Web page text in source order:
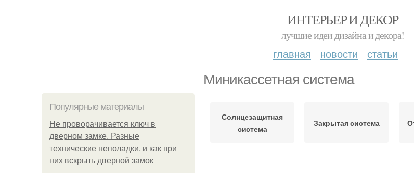
ИНТЕРЬЕР И ДЕКОР
лучшие идеи дизайна и декора!
главная новости статьи
Миникассетная система
Популярные материалы
Не проворачивается ключ в
дверном замке. Разные
технические неполадки, и как при
них вскрыть дверной замок
Солнцезащитная
система
Закрытая система